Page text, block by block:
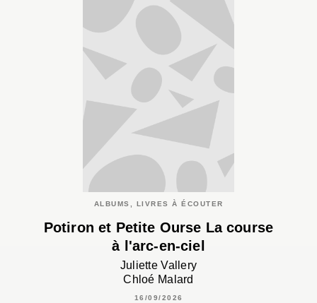
ALBUMS, LIVRES À ÉCOUTER
Potiron et Petite Ourse La course
à l'arc-en-ciel
Juliette Vallery
Chloé Malard
16/09/2026